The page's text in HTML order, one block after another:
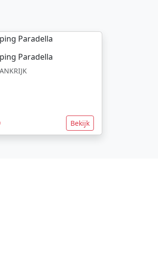
Paradella
Bekijk